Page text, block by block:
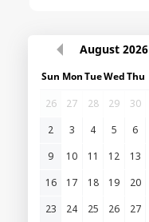
August 2026
Sun MonTueWedThu
26
27 28 29 30
2
3 4 5 6
9
10 11 12 13
16
17 18 19 20
23
24 25 26 27